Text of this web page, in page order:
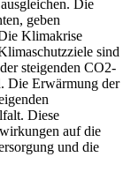
Die
geben
Klimakrise
sind
steigenden CO2-
Die Erwärmung der
Diese
auf die
und die